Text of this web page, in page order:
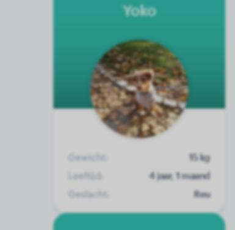
Yoko
Gewicht:
15 kg
Leeftijd:
4 jaar, 1 maand
Geslacht:
Reu